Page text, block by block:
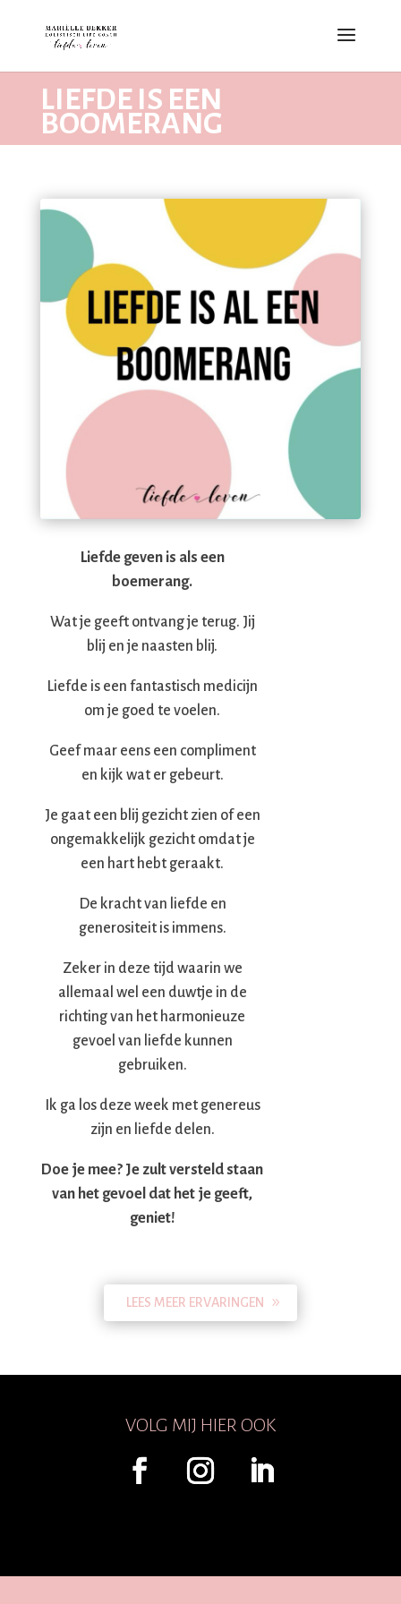
LIEFDE IS EEN
BOOMERANG
Liefde geven is als een
boemerang.
Wat je geeft ontvang je terug. Jij
blij en je naasten blij.
Liefde is een fantastisch medicijn
om je goed te voelen.
Geef maar eens een compliment
en kijk wat er gebeurt.
Je gaat een blij gezicht zien of een
ongemakkelijk gezicht omdat je
een hart hebt geraakt.
De kracht van liefde en
generositeit is immens.
Zeker in deze tijd waarin we
allemaal wel een duwtje in de
richting van het harmonieuze
gevoel van liefde kunnen
gebruiken.
Ik ga los deze week met genereus
zijn en liefde delen.
Doe je mee? Je zult versteld staan
van het gevoel dat het je geeft,
geniet!
LEES MEER ERVARINGEN
VOLG MIJ HIER OOK